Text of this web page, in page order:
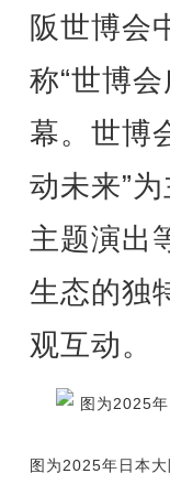
阪世博会
称“世博
幕。世博
动未来”
主题演出
生态的独
观互动。
图为2025年日本